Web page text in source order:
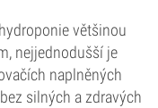
většinou
nejjednodušší je
naplněných
silných a zdravých